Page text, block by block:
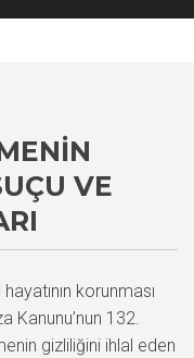
VE
korunması
Kanunu’nun 132.
gizliliğini ihlal eden